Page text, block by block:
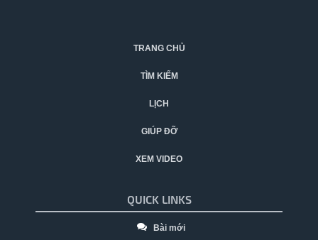
TRANG CHỦ
TÌM KIẾM
LỊCH
GIÚP ĐỠ
XEM VIDEO
QUICK LINKS
Bài mới